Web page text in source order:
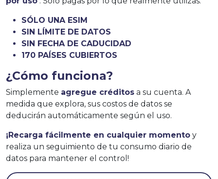
SÓLO UNA ESIM
SIN LÍMITE DE DATOS
SIN FECHA DE CADUCIDAD
170 PAÍSES CUBIERTOS
¿Cómo funciona?
Simplemente agregue créditos a su cuenta. A
medida que explora, sus costos de datos se
deducirán automáticamente según el uso.
¡Recarga fácilmente en cualquier momento y
realiza un seguimiento de tu consumo diario de
datos para mantener el control!